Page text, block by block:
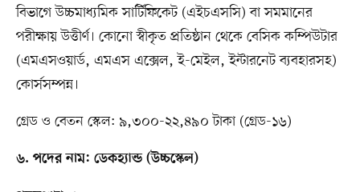
বিভাগে উচ্চমাধ্যমিক সার্টিফিকেট (এইচএসসি) বা সমমানের
পরীক্ষায় উত্তীর্ণ। কোনো স্বীকৃত প্রতিষ্ঠান থেকে বেসিক কম্পিউটার
(এমএসওয়ার্ড, এমএস এক্সেল, ই-মেইল, ইন্টারনেট ব্যবহারসহ)
কোর্সসম্পন্ন।
গ্রেড ও বেতন স্কেল: ৯,৩০০-২২,৪৯০ টাকা (গ্রেড-১৬)
৬. পদের নাম: ডেকহ্যান্ড (উচ্চস্কেল)